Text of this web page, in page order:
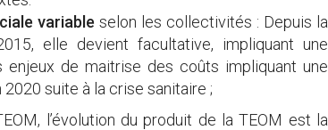
variable selon les collectivités : Depuis la
elle devient facultative, impliquant une
de maitrise des coûts impliquant une
suite à la crise sanitaire ;
l’évolution du produit de la TEOM est la